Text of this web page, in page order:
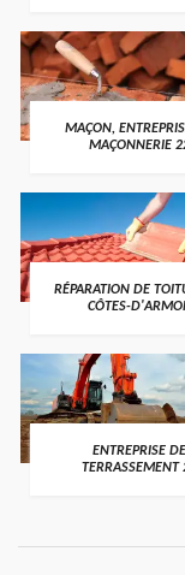
MAÇON,
MAÇONNERIE
RÉPARATION DE
CÔTES-
ENTREPRISE DE
TERRASSEMENT